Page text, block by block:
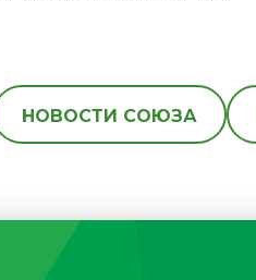
НОВОСТИ СОЮЗА